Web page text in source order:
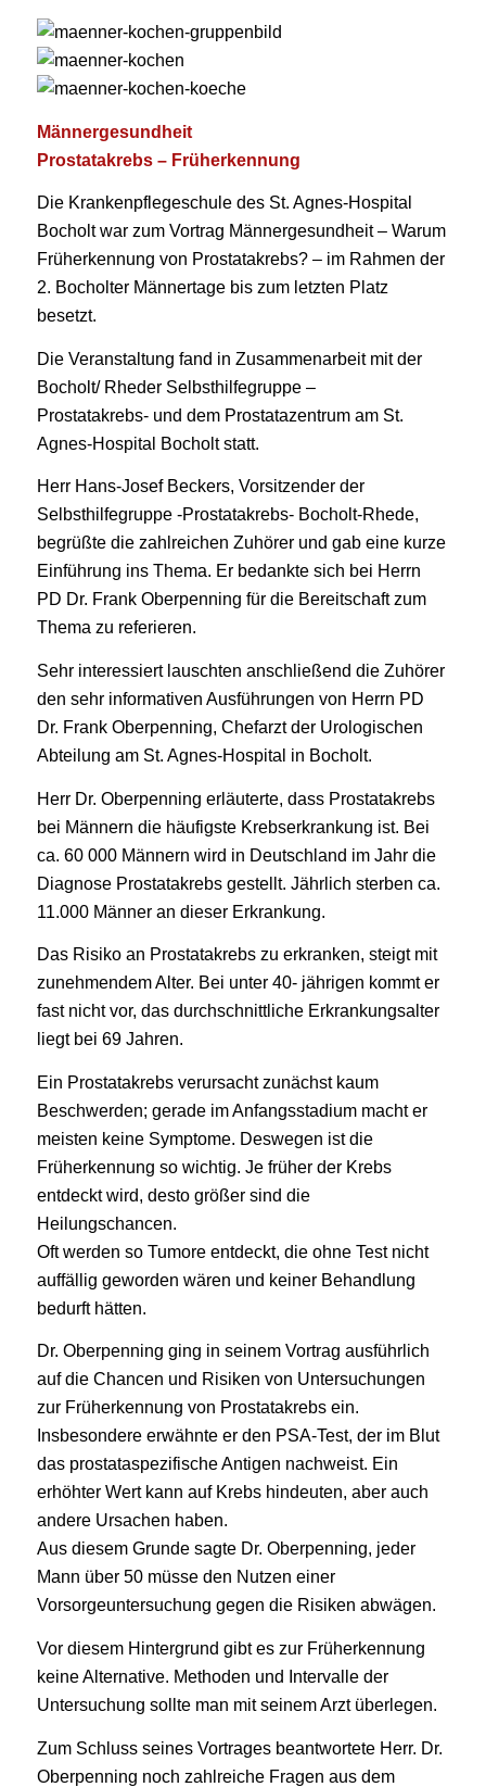
Männergesundheit
Prostatakrebs – Früherkennung
Die Krankenpflegeschule des St. Agnes-Hospital
Bocholt war zum Vortrag Männergesundheit – Warum
Früherkennung von Prostatakrebs? – im Rahmen der
2. Bocholter Männertage bis zum letzten Platz
besetzt.
Die Veranstaltung fand in Zusammenarbeit mit der
Bocholt/ Rheder Selbsthilfegruppe –
Prostatakrebs- und dem Prostatazentrum am St.
Agnes-Hospital Bocholt statt.
Herr Hans-Josef Beckers, Vorsitzender der
Selbsthilfegruppe -Prostatakrebs- Bocholt-Rhede,
begrüßte die zahlreichen Zuhörer und gab eine kurze
Einführung ins Thema. Er bedankte sich bei Herrn
PD Dr. Frank Oberpenning für die Bereitschaft zum
Thema zu referieren.
Sehr interessiert lauschten anschließend die Zuhörer
den sehr informativen Ausführungen von Herrn PD
Dr. Frank Oberpenning, Chefarzt der Urologischen
Abteilung am St. Agnes-Hospital in Bocholt.
Herr Dr. Oberpenning erläuterte, dass Prostatakrebs
bei Männern die häufigste Krebserkrankung ist. Bei
ca. 60 000 Männern wird in Deutschland im Jahr die
Diagnose Prostatakrebs gestellt. Jährlich sterben ca.
11.000 Männer an dieser Erkrankung.
Das Risiko an Prostatakrebs zu erkranken, steigt mit
zunehmendem Alter. Bei unter 40- jährigen kommt er
fast nicht vor, das durchschnittliche Erkrankungsalter
liegt bei 69 Jahren.
Ein Prostatakrebs verursacht zunächst kaum
Beschwerden; gerade im Anfangsstadium macht er
meisten keine Symptome. Deswegen ist die
Früherkennung so wichtig. Je früher der Krebs
entdeckt wird, desto größer sind die
Heilungschancen.
Oft werden so Tumore entdeckt, die ohne Test nicht
auffällig geworden wären und keiner Behandlung
bedurft hätten.
Dr. Oberpenning ging in seinem Vortrag ausführlich
auf die Chancen und Risiken von Untersuchungen
zur Früherkennung von Prostatakrebs ein.
Insbesondere erwähnte er den PSA-Test, der im Blut
das prostataspezifische Antigen nachweist. Ein
erhöhter Wert kann auf Krebs hindeuten, aber auch
andere Ursachen haben.
Aus diesem Grunde sagte Dr. Oberpenning, jeder
Mann über 50 müsse den Nutzen einer
Vorsorgeuntersuchung gegen die Risiken abwägen.
Vor diesem Hintergrund gibt es zur Früherkennung
keine Alternative. Methoden und Intervalle der
Untersuchung sollte man mit seinem Arzt überlegen.
Zum Schluss seines Vortrages beantwortete Herr. Dr.
Oberpenning noch zahlreiche Fragen aus dem